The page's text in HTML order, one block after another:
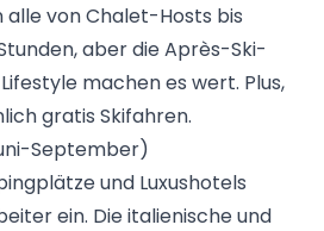
von Chalet-Hosts bis
aber die Après-Ski-
machen es wert. Plus,
gratis Skifahren.
September)
und Luxushotels
ein. Die italienische und